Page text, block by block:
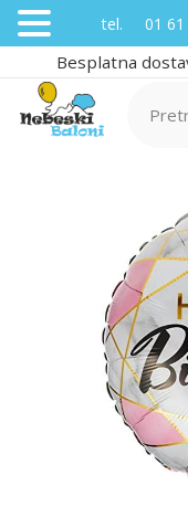
Besplatna
tel. 01 61